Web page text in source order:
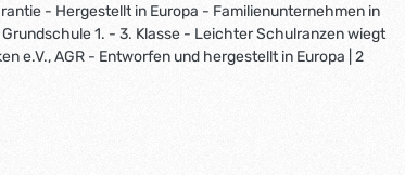
- Hergestellt in Europa - Familienunternehmen in
1. - 3. Klasse - Leichter Schulranzen wiegt
e.V., AGR - Entworfen und hergestellt in Europa | 2